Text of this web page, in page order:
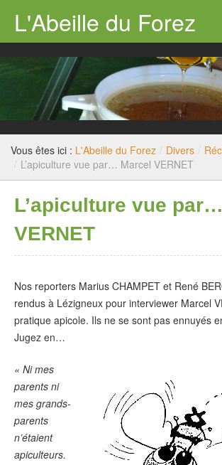
L'Abeille du Forez
Qui sommes nous ?
Rucher-école
Dossiers techniques
Législation
Divers
Nous contacter
Vous êtes ici : L'Abeille du Forez / Divers /
/ L’apiculture vue par… Marcel VERNET
L’apiculture vue
VERNET
Nos reporters Marius CHAMPET et René
rendus à Lézigneux pour interviewer Marcel
pratique apicole. Ils ne se sont pas ennuyés
Jugez en…
« Ni mes
parents ni
mes grands-
parents
n’étaient
apiculteurs.